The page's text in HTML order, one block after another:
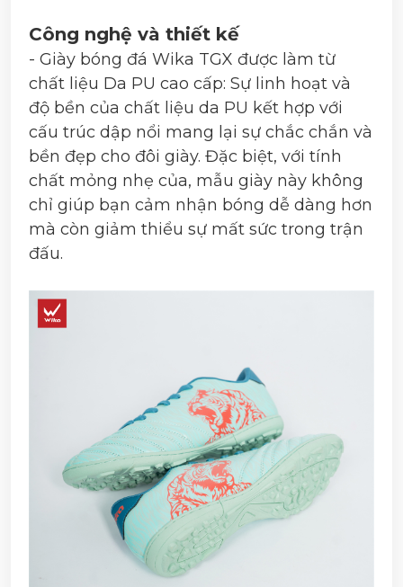
Công nghệ và thiết kế
- Giày bóng đá Wika TGX được làm từ
chất liệu Da PU cao cấp: Sự linh hoạt và
độ bền của chất liệu da PU kết hợp với
cấu trúc dập nổi mang lại sự chắc chắn và
bền đẹp cho đôi giày. Đặc biệt, với tính
chất mỏng nhẹ của, mẫu giày này không
chỉ giúp bạn cảm nhận bóng dễ dàng hơn
mà còn giảm thiểu sự mất sức trong trận
đấu.